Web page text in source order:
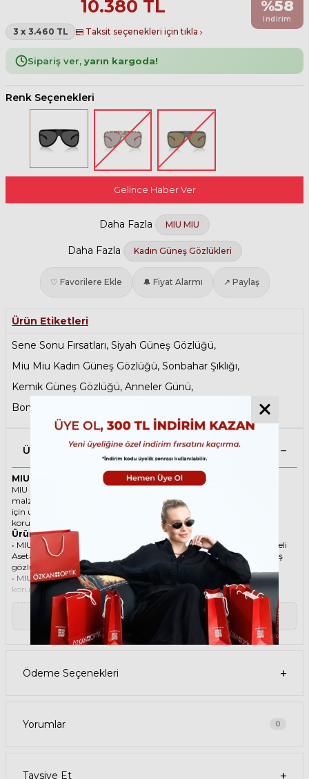
10.380 TL
3 x 3.460 TL Taksit seçenekleri için tıkla
%58
indirim
Sipariş ver, yarın kargoda!
Renk Seçenekleri
Gelince Haber Ver
Daha Fazla MIU MIU
Daha Fazla Kadın Güneş Gözlükleri
♡ Favorilere Ekle 🔔 Fiyat Alarmı ↗ Paylaş
Ürün Etiketleri
Sene Sonu Fırsatları, Siyah Güneş Gözlüğü,
Miu Miu Kadın Güneş Gözlüğü, Sonbahar Şıklığı,
Kemik Güneş Gözlüğü, Anneler Günü,
Bombeli Güneş Gözlüğü
Ürün Açıklaması
MIU MIU A01S 1AB5S0 75 Siyah Kadın Güneş Gözlüğü
MIU MIU ikonik Bombeli Asetat güneş gözlüğü, tarzı ve kaliteli
malzemesi ile göz alıcı bir aksesuar. Hem erkekler hem de kadınlar
için uygun olan bu güneş gözlüğü, güneşin zararlı ışınlarından
korunmanızı sağlarken, stilinizi de yansıtır.
Ürün Faydaları
• MIU MIU A01S 1AB5S0 75 Siyah Kadın güneş gözlüğü, yüksek kaliteli
Asetat çerçeveye ve Polikarbon lense sahiptir. Bu malzemeler, güneş
gözlüğünüzün uzun ömürlü, dayanıklı ve konforlu olmasını sağlar.
• MIU MIU A01S 1AB5S0 75 Kadın Siyah güneş gözlüğü, %100 UV
koruması sunar. Bu sayede, gözlerinizi güneşin zararlı ışınlarından
korur ve göz sağlığınızı korur. Yeşil cam rengi, ışığı dengeli bir şekilde
filtreler ve her ortamda rahat bir görüş sağlar.
Paket İçeriği
• MIU MIU A01S 1AB5S0 75 Siyah Kadın Güneş Gözlüğü
• Kılıf
• Gözlük temizleme bezi
Ürün Kullanımı
pedlerini ayarlayın. Güneş gözlüğünüzü çıkardığınızda, kılıfına
▼ Devamını Oku
Ödeme Seçenekleri
Yorumlar 0
Tavsiye Et